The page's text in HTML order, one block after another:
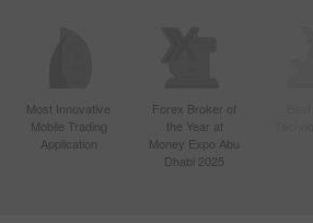
Most Innovative
Mobile Trading
Application
Forex Broker of
the Year at
Money Expo Abu
Dhabi 2025